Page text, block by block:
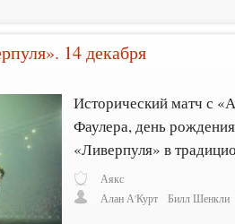
14 декабря
Исторический матч с
Фаулера, день
«Ливерпуля» в
Аякс
Алан А'Курт
Билл Шенкли